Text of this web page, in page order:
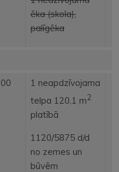
ēka (skola),
palīgēka
1 neapdzīvojama
telpa 120,1 m2
platībā
1120/5875 d/d
no zemes un
būvēm